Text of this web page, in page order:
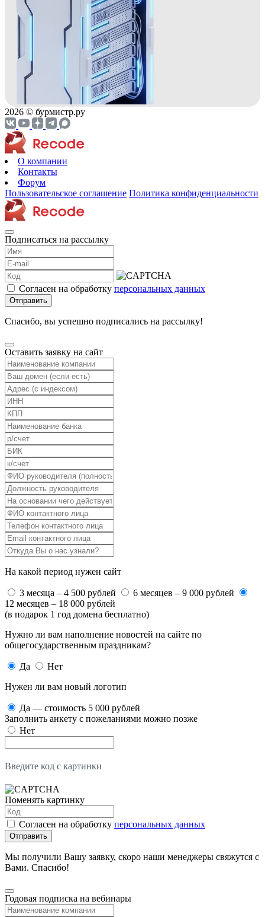
2026 © бурмистр.ру
О компании
Контакты
Форум
Пользовательское соглашение Политика конфиденциальности
Подписаться на рассылку
Согласен на обработку персональных данных
Отправить
Спасибо, вы успешно подписались на рассылку!
Оставить заявку на сайт
На какой период нужен сайт
3 месяца – 4 500 рублей
6 месяцев – 9 000 рублей
12 месяцев – 18 000 рублей
(в подарок 1 год домена бесплатно)
Нужно ли вам наполнение новостей на сайте по
общегосударственным праздникам?
Да
Нет
Нужен ли вам новый логотип
Да — стоимость 5 000 рублей
Заполнить анкету с пожеланиями можно позже
Нет
Введите код с картинки
Поменять картинку
Согласен на обработку персональных данных
Отправить
Мы получили Вашу заявку, скоро наши менеджеры свяжутся с
Вами. Спасибо!
Годовая подписка на вебинары